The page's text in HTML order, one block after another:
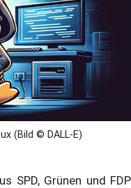
(Bild © DALL-E)
SPD, Grünen und FDP